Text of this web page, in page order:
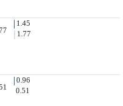
1.45
1.77
0.96
0.51